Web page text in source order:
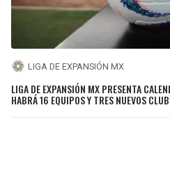
LIGA DE EXPANSIÓN MX
LIGA DE EXPANSIÓN MX PRESENTA
HABRÁ 16 EQUIPOS Y TRES NUEVOS